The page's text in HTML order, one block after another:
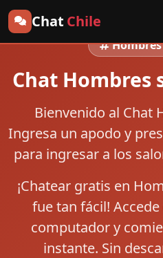
Chat Chile
Chat Hombres
Bienvenido al Chat
Ingresa un apodo y
para ingresar a los
¡Chatear gratis en
fue tan fácil!
computador y
instante. Sin